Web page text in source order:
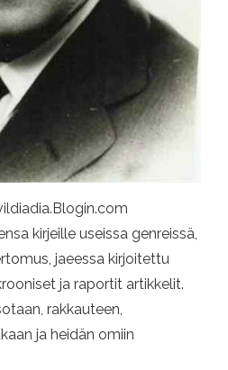
kirjeille useissa genreissä,
jaeessa kirjoitettu
ja raportit artikkelit.
rakkauteen,
ja heidän omiin